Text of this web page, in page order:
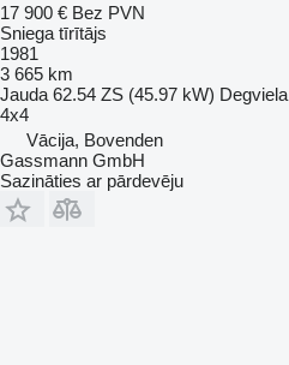
17 900 € Bez PVN
Sniega tīrītājs
1981
3 665 km
Jauda 62.54 ZS (45.97 kW) Degviela
4x4
Vācija, Bovenden
Gassmann GmbH
Sazināties ar pārdevēju